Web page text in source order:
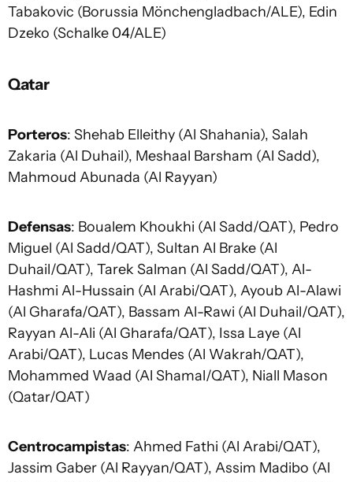
Tabakovic (Borussia Mönchengladbach/ALE), Edin
Dzeko (Schalke 04/ALE)
Qatar
Porteros: Shehab Elleithy (Al Shahania), Salah
Zakaria (Al Duhail), Meshaal Barsham (Al Sadd),
Mahmoud Abunada (Al Rayyan)
Defensas: Boualem Khoukhi (Al Sadd/QAT), Pedro
Miguel (Al Sadd/QAT), Sultan Al Brake (Al
Duhail/QAT), Tarek Salman (Al Sadd/QAT), Al-
Hashmi Al-Hussain (Al Arabi/QAT), Ayoub Al-Alawi
(Al Gharafa/QAT), Bassam Al-Rawi (Al Duhail/QAT),
Rayyan Al-Ali (Al Gharafa/QAT), Issa Laye (Al
Arabi/QAT), Lucas Mendes (Al Wakrah/QAT),
Mohammed Waad (Al Shamal/QAT), Niall Mason
(Qatar/QAT)
Centrocampistas: Ahmed Fathi (Al Arabi/QAT),
Jassim Gaber (Al Rayyan/QAT), Assim Madibo (Al